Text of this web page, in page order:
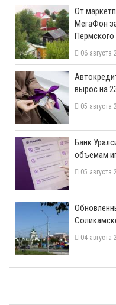
От
МегаФон
Пермского
06 августа
вырос на
05 августа
​Банк
объемам
05 августа
04 августа